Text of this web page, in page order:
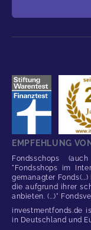
EMPFEHLUNG
Fondsschops
"Fondsshops im
gemanagter
die aufgrund ihrer
anbieten. (...)"
investmentfonds.de
in Deutschland und